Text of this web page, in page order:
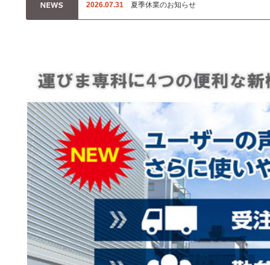
2026.07.31 夏季休業のお知らせ